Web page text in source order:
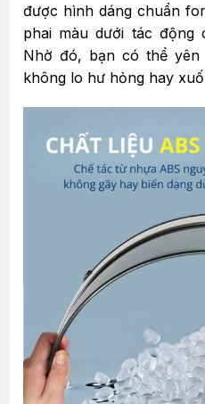
được hình dáng chuẩn
phai màu dưới tác động
Nhờ đó, bạn có thể yên
không lo hư hỏng hay